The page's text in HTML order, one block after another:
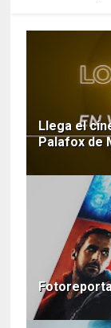
Llega el
Palafox de